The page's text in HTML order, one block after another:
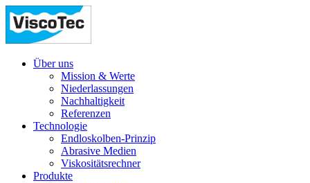
Über uns
Mission & Werte
Niederlassungen
Nachhaltigkeit
Referenzen
Technologie
Endloskolben-Prinzip
Abrasive Medien
Viskositätsrechner
Produkte